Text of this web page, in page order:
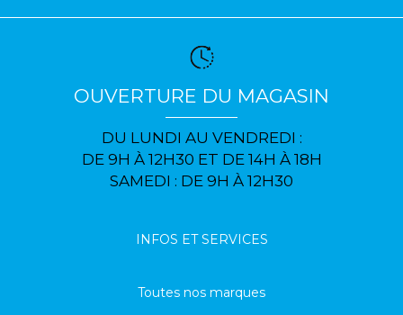
OUVERTURE DU MAGASIN
DU LUNDI AU VENDREDI :
DE 9H À 12H30 ET DE 14H À 18H
SAMEDI : DE 9H À 12H30
INFOS ET SERVICES
Toutes nos marques